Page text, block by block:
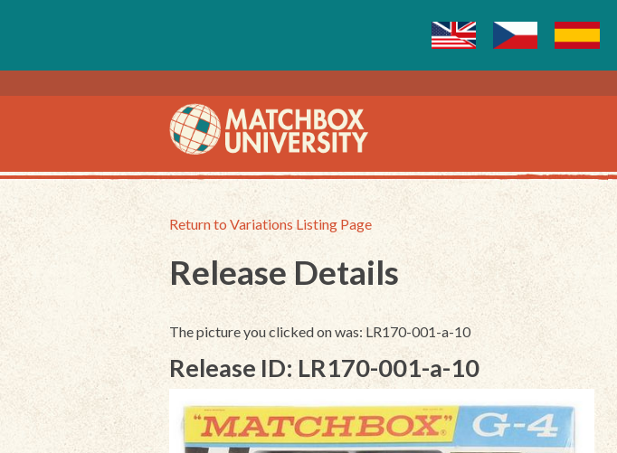
Return to Variations Listing Page
Release Details
The picture you clicked on was: LR170-001-a-10
Release ID: LR170-001-a-10